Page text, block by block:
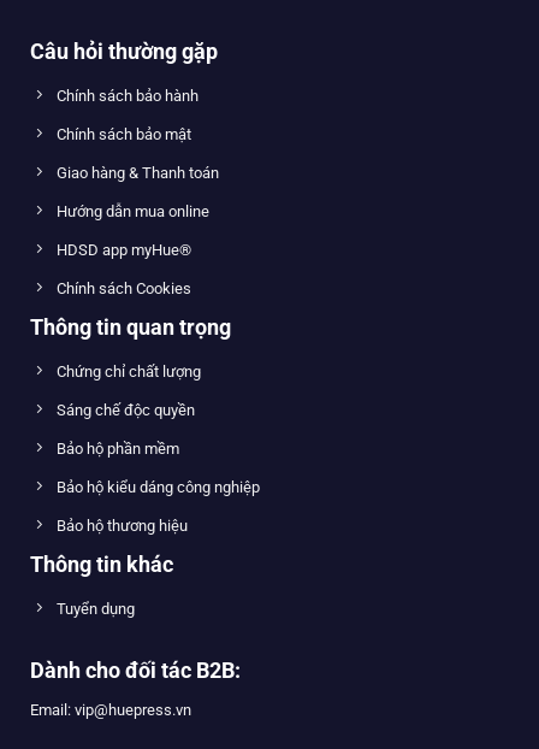
Câu hỏi thường gặp
Chính sách bảo hành
Chính sách bảo mật
Giao hàng & Thanh toán
Hướng dẫn mua online
HDSD app myHue®
Chính sách Cookies
Thông tin quan trọng
Chứng chỉ chất lượng
Sáng chế độc quyền
Bảo hộ phần mềm
Bảo hộ kiểu dáng công nghiệp
Bảo hộ thương hiệu
Thông tin khác
Tuyển dụng
Dành cho đối tác B2B:
Email: vip@huepress.vn